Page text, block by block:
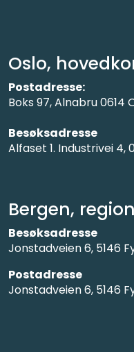
Bergen,
Besøksadresse
Jonstadveien 6, 5146
Postadresse
Jonstadveien 6, 5146
Oslo,
Postadresse:
Boks 97, Alnabru 0614
Besøksadresse
Alfaset 1. Industrivei 4,